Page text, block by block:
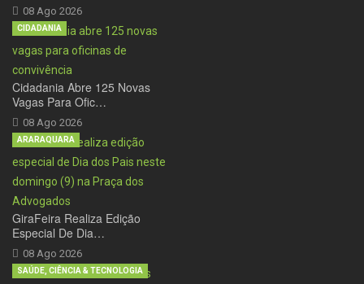
08 Ago 2026
Cidadania Abre 125 Novas
Vagas Para Ofic…
08 Ago 2026
CIDADANIA
GiraFeira Realiza Edição
Especial De Dia…
08 Ago 2026
ARARAQUARA
SAÚDE, CIÊNCIA & TECNOLOGIA